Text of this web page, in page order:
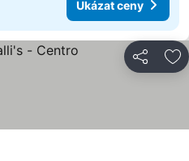
Ukázat ceny
Sdílet